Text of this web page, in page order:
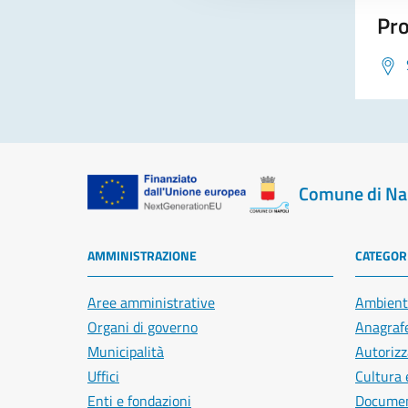
Comune di
AMMINISTRAZIONE
Aree amministrative
Organi di governo
Municipalità
Uffici
Enti e fondazioni
Cultura